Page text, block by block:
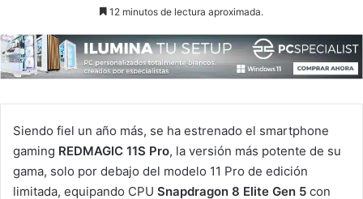
12 minutos de lectura aproximada.
Siendo fiel un año más, se ha estrenado el smartphone
gaming REDMAGIC 11S Pro, la versión más potente de su
gama, solo por debajo del modelo 11 Pro de edición
limitada, equipando CPU Snapdragon 8 Elite Gen 5 con